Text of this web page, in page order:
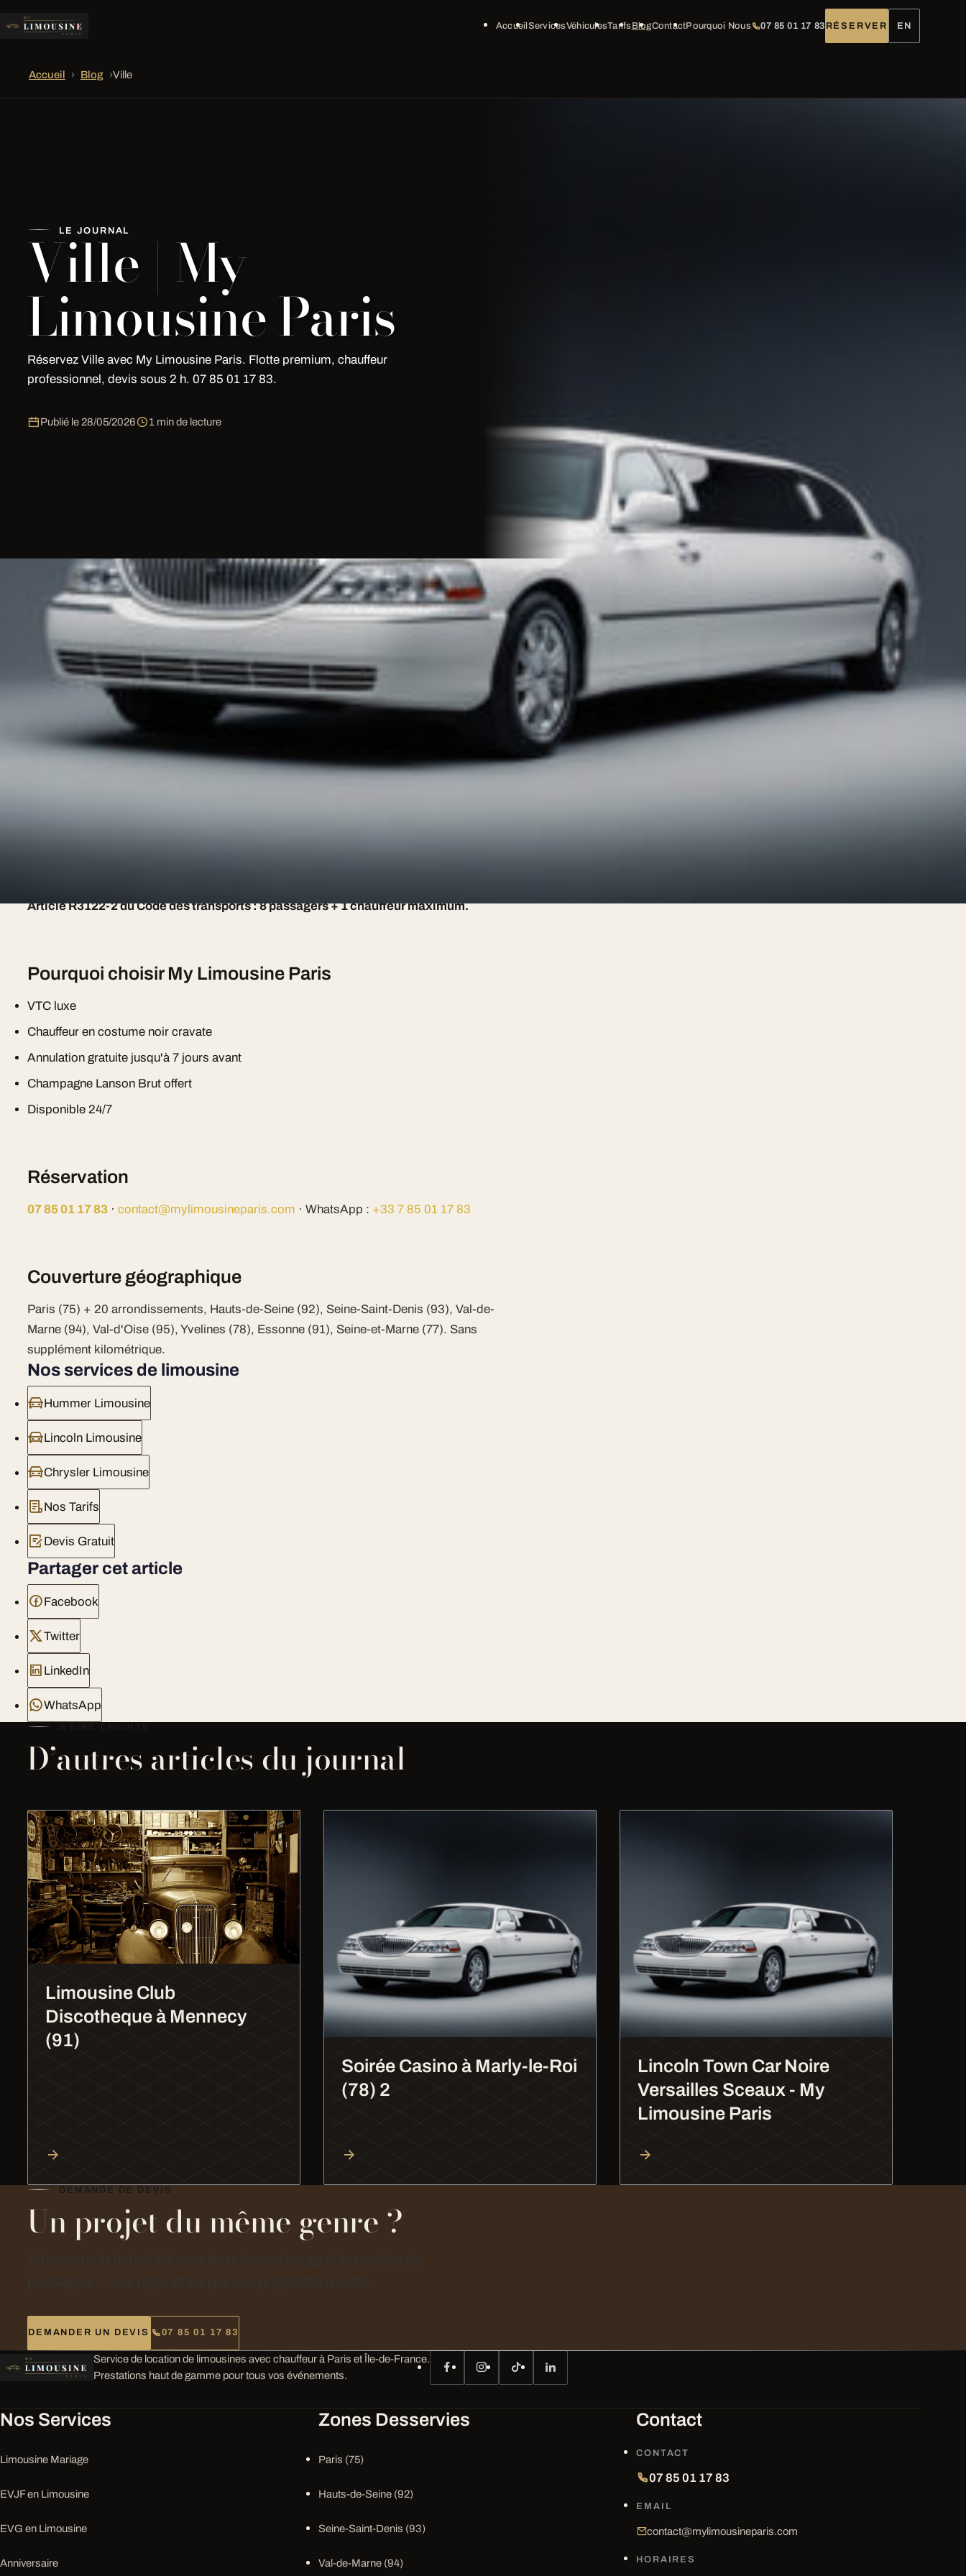
AccueilServicesVéhiculesTarifsBlogContactPourquoi Nous 07 85 01 17 83 RÉSERVER EN
Accueil › Blog ›Ville
LE JOURNAL
Ville | My
Limousine Paris
Réservez Ville avec My Limousine Paris. Flotte premium, chauffeur
professionnel, devis sous 2 h. 07 85 01 17 83.
Publié le 28/05/2026 1 min de lecture
Ville
Réservez votre prestation de limousine pour Ville
avec My Limousine Paris : flotte
premium 7j/7, chauffeur en costume, devis sous 2h au 07 85 01 17 83.
Notre flotte premium
Hummer H2 Limousine — 8 places, sur devis
Chrysler 300C Stretch — 8 places, sur devis
Article R3122-2 du Code des transports : 8 passagers + 1 chauffeur maximum.
Pourquoi choisir My Limousine Paris
VTC luxe
Chauffeur en costume noir cravate
Annulation gratuite jusqu'à 7 jours avant
Champagne Lanson Brut offert
Disponible 24/7
Réservation
07 85 01 17 83 ·contact@mylimousineparis.com · WhatsApp : +33 7 85 01 17 83
Couverture géographique
Paris (75) + 20 arrondissements, Hauts-de-Seine (92), Seine-Saint-Denis (93), Val-de-
Marne (94), Val-d'Oise (95), Yvelines (78), Essonne (91), Seine-et-Marne (77). Sans
supplément kilométrique.
Nos services de limousine
Hummer Limousine
Lincoln Limousine
Chrysler Limousine
Nos Tarifs
Devis Gratuit
Partager cet article
Facebook
Twitter
LinkedIn
WhatsApp
D’autres articles du journal
Limousine Club
Discotheque à Mennecy
(91)
Soirée Casino à Marly-le-Roi
(78) 2
Lincoln Town Car Noire
Versailles Sceaux - My
Limousine Paris
DEMANDE DE DEVIS
Un projet du même genre ?
DEMANDER UN DEVIS 07 85 01 17 83
Service de location de limousines avec chauffeur à Paris et Île-de-France.
Prestations haut de gamme pour tous vos événements.
Nos Services
Limousine Mariage
EVJF en Limousine
EVG en Limousine
Anniversaire
Zones Desservies
Paris (75)
Hauts-de-Seine (92)
Seine-Saint-Denis (93)
Val-de-Marne (94)
Contact
CONTACT
07 85 01 17 83
EMAIL
contact@mylimousineparis.com
HORAIRES